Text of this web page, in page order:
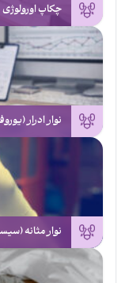
چکاپ اورولوژی
نوار ادرار
نوار مثانه